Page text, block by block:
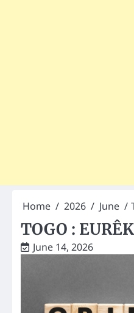
Home 2026 June
TOGO :
June 14, 2026